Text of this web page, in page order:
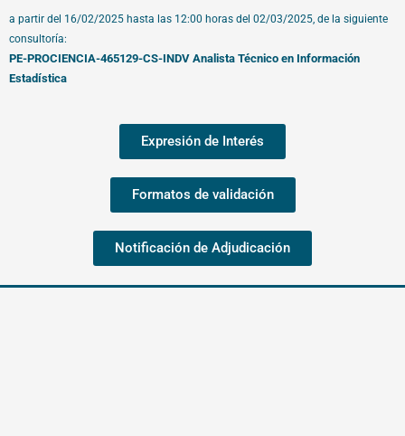
a partir del 16/02/2025 hasta las 12:00 horas del 02/03/2025, de la siguiente
consultoría:
PE-PROCIENCIA-465129-CS-INDV Analista Técnico en Información
Estadística
Expresión de Interés
Formatos de validación
Notificación de Adjudicación